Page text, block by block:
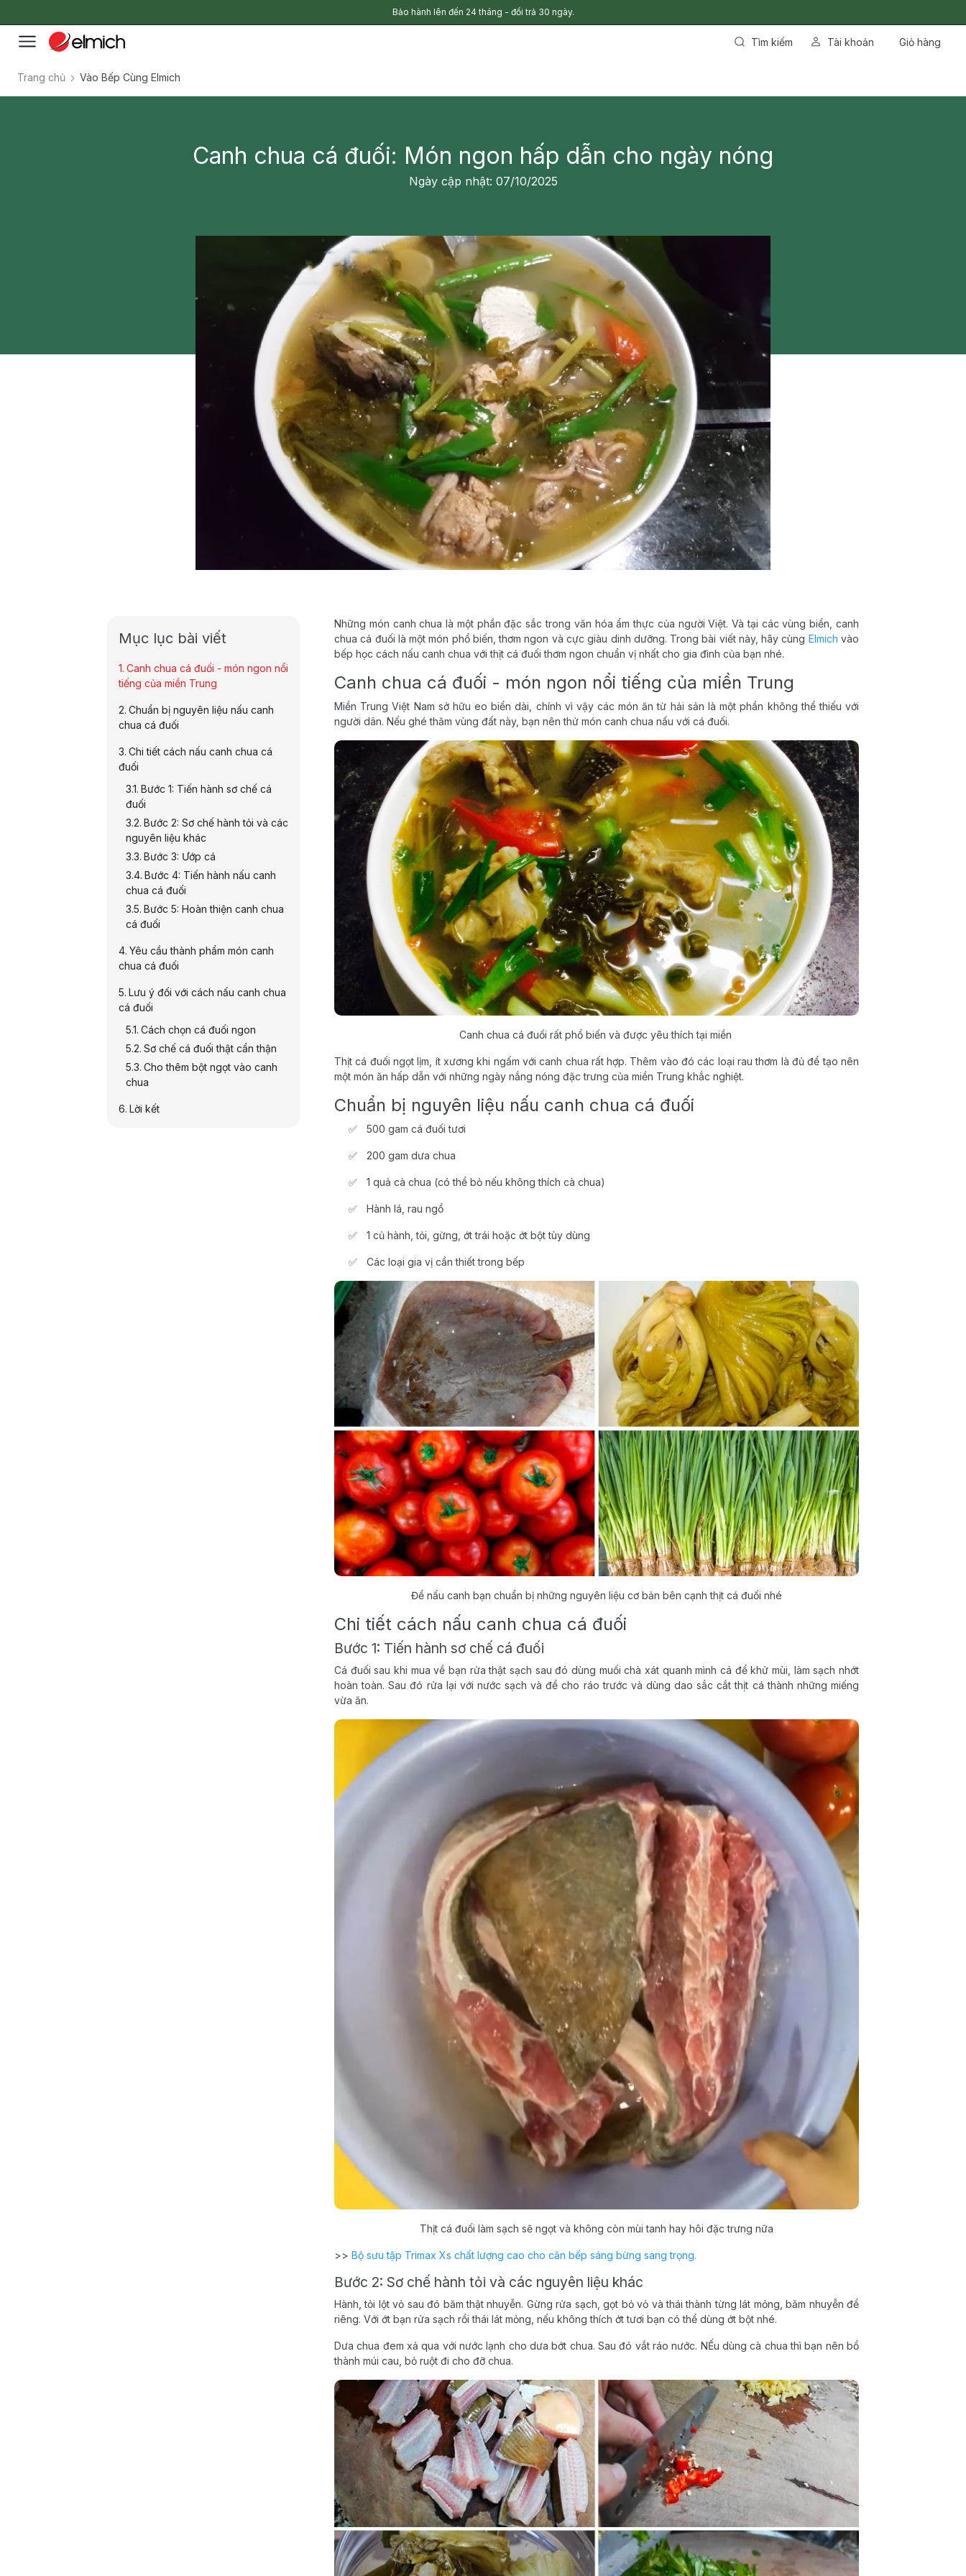
Bảo hành lên đến 24 tháng - đổi trả 30 ngày.
Tìm kiếm Tài khoản Giỏ hàng
Trang chủ Vào Bếp Cùng Elmich
Canh chua cá đuối: Món ngon hấp dẫn cho ngày nóng
Ngày cập nhật: 07/10/2025
Những món canh chua là một phần đặc sắc trong văn hóa ẩm thực của người Việt. Và tại các vùng biển, canh
chua cá đuối là một món phổ biến, thơm ngon và cực giàu dinh dưỡng. Trong bài viết này, hãy cùng Elmich vào
bếp học cách nấu canh chua với thịt cá đuối thơm ngon chuẩn vị nhất cho gia đình của bạn nhé.
Canh chua cá đuối - món ngon nổi tiếng của miền Trung
Miền Trung Việt Nam sở hữu eo biển dài, chính vì vậy các món ăn từ hải sản là một phần không thể thiếu với
người dân. Nếu ghé thăm vùng đất này, bạn nên thử món canh chua nấu với cá đuối.
Canh chua cá đuối rất phổ biến và được yêu thích tại miền
Thịt cá đuối ngọt lịm, ít xương khi ngấm với canh chua rất hợp. Thêm vào đó các loại rau thơm là đủ để tạo nên
một món ăn hấp dẫn với những ngày nắng nóng đặc trưng của miền Trung khắc nghiệt.
Chuẩn bị nguyên liệu nấu canh chua cá đuối
500 gam cá đuối tươi
200 gam dưa chua
1 quả cà chua (có thể bỏ nếu không thích cà chua)
Hành lá, rau ngổ
1 củ hành, tỏi, gừng, ớt trái hoặc ớt bột tùy dùng
Các loại gia vị cần thiết trong bếp
Để nấu canh bạn chuẩn bị những nguyên liệu cơ bản bên cạnh thịt cá đuối nhé
Chi tiết cách nấu canh chua cá đuối
Bước 1: Tiến hành sơ chế cá đuối
Cá đuối sau khi mua về bạn rửa thật sạch sau đó dùng muối chà xát quanh mình cá để khử mùi, làm sạch nhớt
hoàn toàn. Sau đó rửa lại với nước sạch và để cho ráo trước và dùng dao sắc cắt thịt cá thành những miếng
vừa ăn.
Thịt cá đuối làm sạch sẽ ngọt và không còn mùi tanh hay hôi đặc trưng nữa
>> Bộ sưu tập Trimax Xs chất lượng cao cho căn bếp sáng bừng sang trọng.
Bước 2: Sơ chế hành tỏi và các nguyên liệu khác
Hành, tỏi lột vỏ sau đó băm thật nhuyễn. Gừng rửa sạch, gọt bỏ vỏ và thái thành từng lát mỏng, băm nhuyễn để
riêng. Với ớt bạn rửa sạch rồi thái lát mỏng, nếu không thích ớt tươi bạn có thể dùng ớt bột nhé.
Dưa chua đem xả qua với nước lạnh cho dưa bớt chua. Sau đó vắt ráo nước. NẾu dùng cà chua thì bạn nên bổ
thành múi cau, bỏ ruột đi cho đỡ chua.
Mục lục bài viết
Canh chua cá đuối - món ngon nổi
tiếng của miền Trung
Chuẩn bị nguyên liệu nấu canh
chua cá đuối
Chi tiết cách nấu canh chua cá
đuối
Bước 1: Tiến hành sơ chế cá
đuối
Bước 2: Sơ chế hành tỏi và các
nguyên liệu khác
Bước 3: Ướp cá
Bước 4: Tiến hành nấu canh
chua cá đuối
Bước 5: Hoàn thiện canh chua
cá đuối
Yêu cầu thành phẩm món canh
chua cá đuối
Lưu ý đối với cách nấu canh chua
cá đuối
Cách chọn cá đuối ngon
Sơ chế cá đuối thật cẩn thận
Cho thêm bột ngọt vào canh
chua
Lời kết